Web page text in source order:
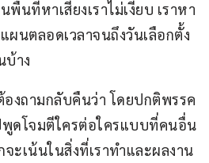
นที่หาเสียงเราไม่เงียบ เราหา
แผนตลอดเวลาจนถึงวันเลือกตั้ง
บ้าง
องถามกลับคืนว่า โดยปกติพรรค
ดโจมตีใครต่อใครแบบที่คนอื่น
ะเน้นในสิ่งที่เราทำและผลงาน